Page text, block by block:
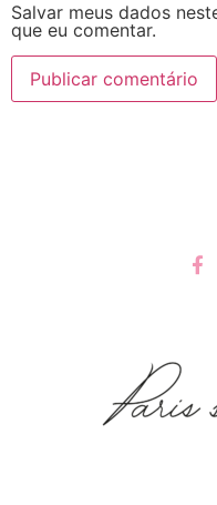
Salvar meus dados
que eu comentar.